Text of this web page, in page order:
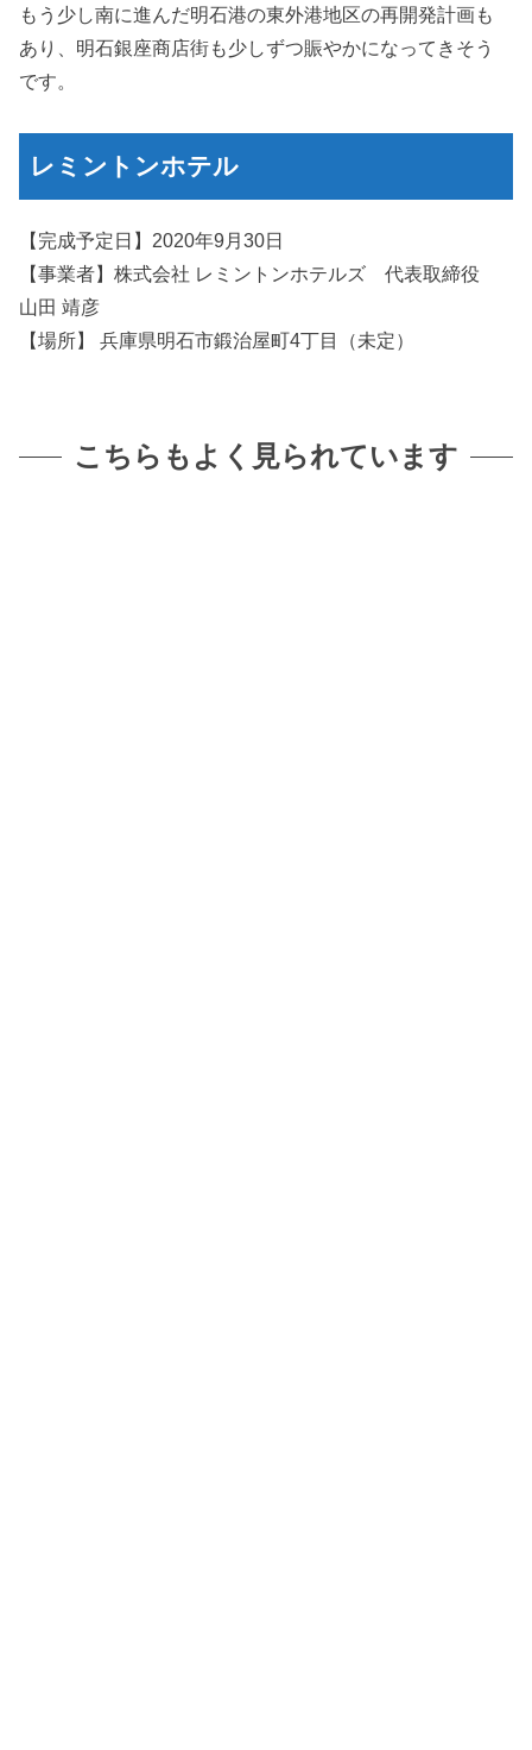
もう少し南に進んだ明石港の東外港地区の再開発計画も
あり、明石銀座商店街も少しずつ賑やかになってきそう
です。
レミントンホテル
【完成予定日】2020年9月30日
【事業者】株式会社 レミントンホテルズ 代表取締役
山田 靖彦
【場所】 兵庫県明石市鍛治屋町4丁目（未定）
こちらもよく見られています